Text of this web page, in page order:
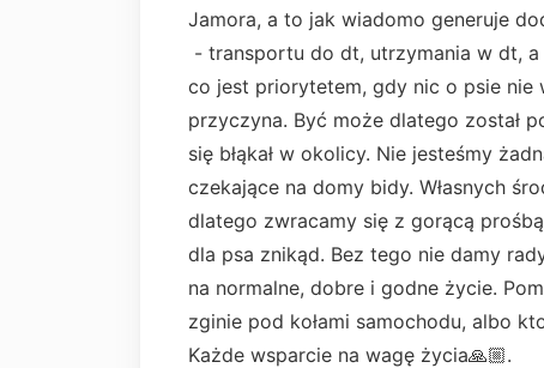
Jamora, a to jak wiadomo generuje
- transportu do dt, utrzymania w dt,
co jest priorytetem, gdy nic o psie nie
przyczyna. Być może dlatego został
się błąkał w okolicy. Nie jesteśmy
czekające na domy bidy. Własnych
dlatego zwracamy się z gorącą
dla psa znikąd. Bez tego nie damy
na normalne, dobre i godne życie.
zginie pod kołami samochodu, albo
Każde wsparcie na wagę życia🙏🏼.